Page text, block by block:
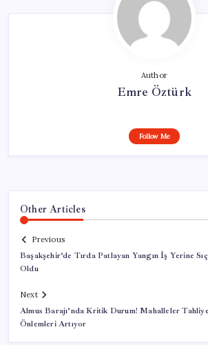
Author
Emre Öztürk
Follow Me
Other Articles
Previous
Başakşehir’de Tırda Patlayan Yangın İş Yerine
Oldu
Next
Almus Barajı’nda Kritik Durum! Mahalleler
Önlemleri Artıyor